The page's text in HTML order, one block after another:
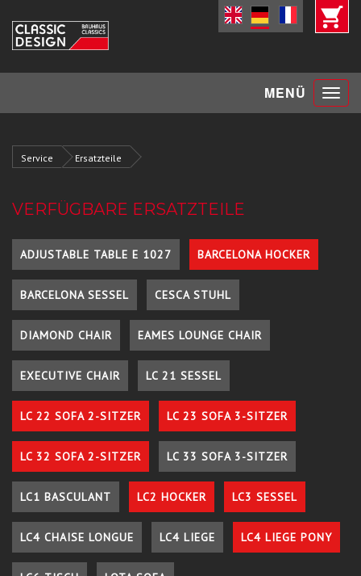
MENÜ Toggle
Service Ersatzteile
VERFÜGBARE ERSATZTEILE
ADJUSTABLE TABLE E 1027 BARCELONA HOCKER
BARCELONA SESSEL CESCA STUHL
DIAMOND CHAIR EAMES LOUNGE CHAIR
EXECUTIVE CHAIR LC 21 SESSEL
LC 22 SOFA 2-SITZER LC 23 SOFA 3-SITZER
LC 32 SOFA 2-SITZER LC 33 SOFA 3-SITZER
LC1 BASCULANT LC2 HOCKER LC3 SESSEL
LC4 CHAISE LONGUE LC4 LIEGE LC4 LIEGE PONY